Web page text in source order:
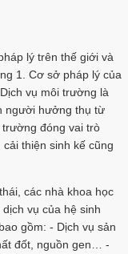
lý trên thế giới và
1. Cơ sở pháp lý của
vụ môi trường là
người hưởng thụ từ
đóng vai trò
thiện sinh kế cũng
các nhà khoa học
vụ của hệ sinh
gồm: - Dịch vụ sản
đốt, nguồn gen… -